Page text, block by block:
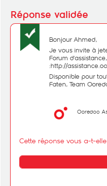
Bonjour Ahmed,
Je vous invite à
Forum
:http://
Disponible pour
Faten, Team
Ooredoo
Cette réponse vous a-t-